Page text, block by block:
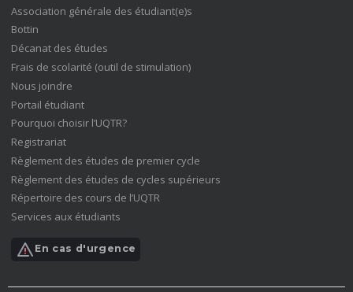
Association générale des étudiant(e)s
Bottin
fenêtre)
Décanat des études
fenêtre)
Frais de scolarité (outil de stimulation)(nouvelle
Nous joindre
Portail étudiant(nouvelle
fenêtre)
Pourquoi choisir l’UQTR?(nouvelle
Registrariat(nouvelle
fenêtre)
Règlement des études de premier cycle
Règlement des études de cycles supérieurs
Répertoire des cours de l’UQTR
Services aux étudiants
En cas d'urgence